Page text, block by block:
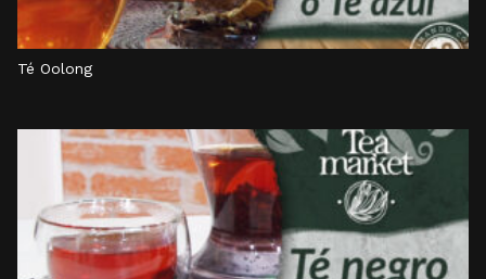
Té Oolong